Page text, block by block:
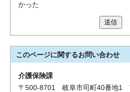
かった
送信
このページに関するお問い合わせ
介護保険課
〒500-8701 岐阜市司町40番地1